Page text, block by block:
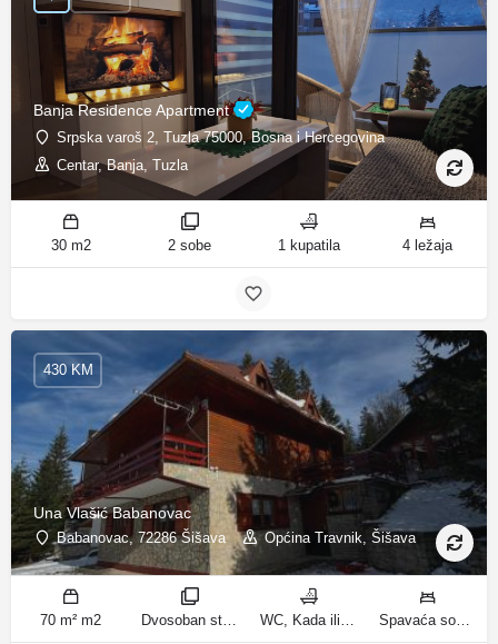
Banja Residence Apartment
Srpska varoš 2, Tuzla 75000, Bosna i Hercegovina
Centar, Banja, Tuzla
30 m2 2 sobe 1 kupatila 4 ležaja
Una Vlašić Babanovac
Babanovac, 72286 Šišava Općina Travnik, Šišava
430 KM
70 m² m2